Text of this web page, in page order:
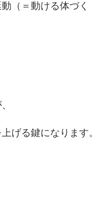
（＝動ける体づく
げる鍵になります。